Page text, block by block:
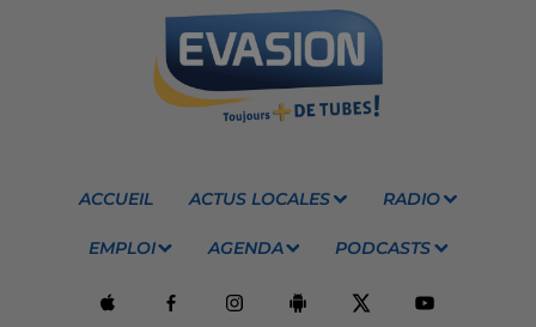
ACCUEIL ACTUS LOCALES RADIO
EMPLOI AGENDA PODCASTS